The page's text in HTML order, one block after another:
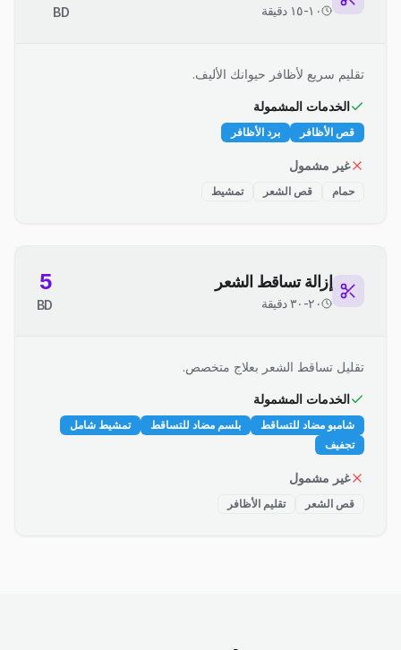
١٠-١٥ دقيقة BD
تقليم سريع لأظافر حيوانك الأليف.
الخدمات المشمولة
قص الأظافر برد الأظافر
غير مشمول
حمام قص الشعر تمشيط
إزالة تساقط الشعر
٢٠-٣٠ دقيقة
5
BD
تقليل تساقط الشعر بعلاج متخصص.
الخدمات المشمولة
شامبو مضاد للتساقط بلسم مضاد للتساقط
تمشيط شامل
تجفيف
غير مشمول
قص الشعر تقليم الأظافر